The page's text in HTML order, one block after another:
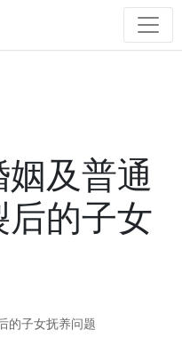
及普通
后的子女
的子女抚养问题